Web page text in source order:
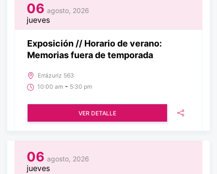
06 agosto, 2026
jueves
Exposición // Horario de verano:
Memorias fuera de temporada
Errázuriz 563
10:00 am - 5:30 pm
VER DETALLE
06 agosto, 2026
jueves